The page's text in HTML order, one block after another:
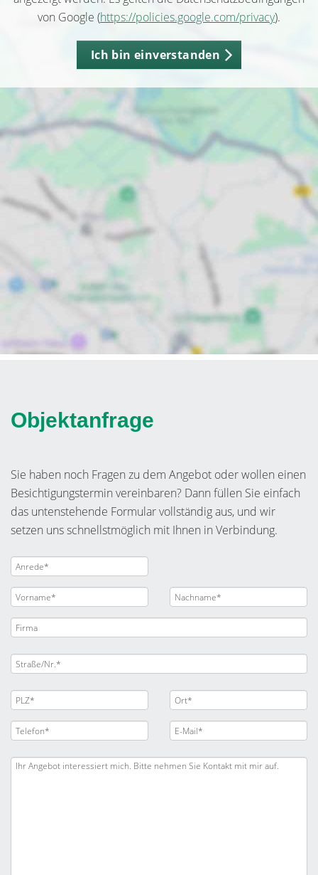
von Google (https://policies.google.com/privacy).
Ich bin einverstanden
Objektanfrage
Sie haben noch Fragen zu dem Angebot oder wollen einen
Besichtigungstermin vereinbaren? Dann füllen Sie einfach
das untenstehende Formular vollständig aus, und wir
setzen uns schnellstmöglich mit Ihnen in Verbindung.